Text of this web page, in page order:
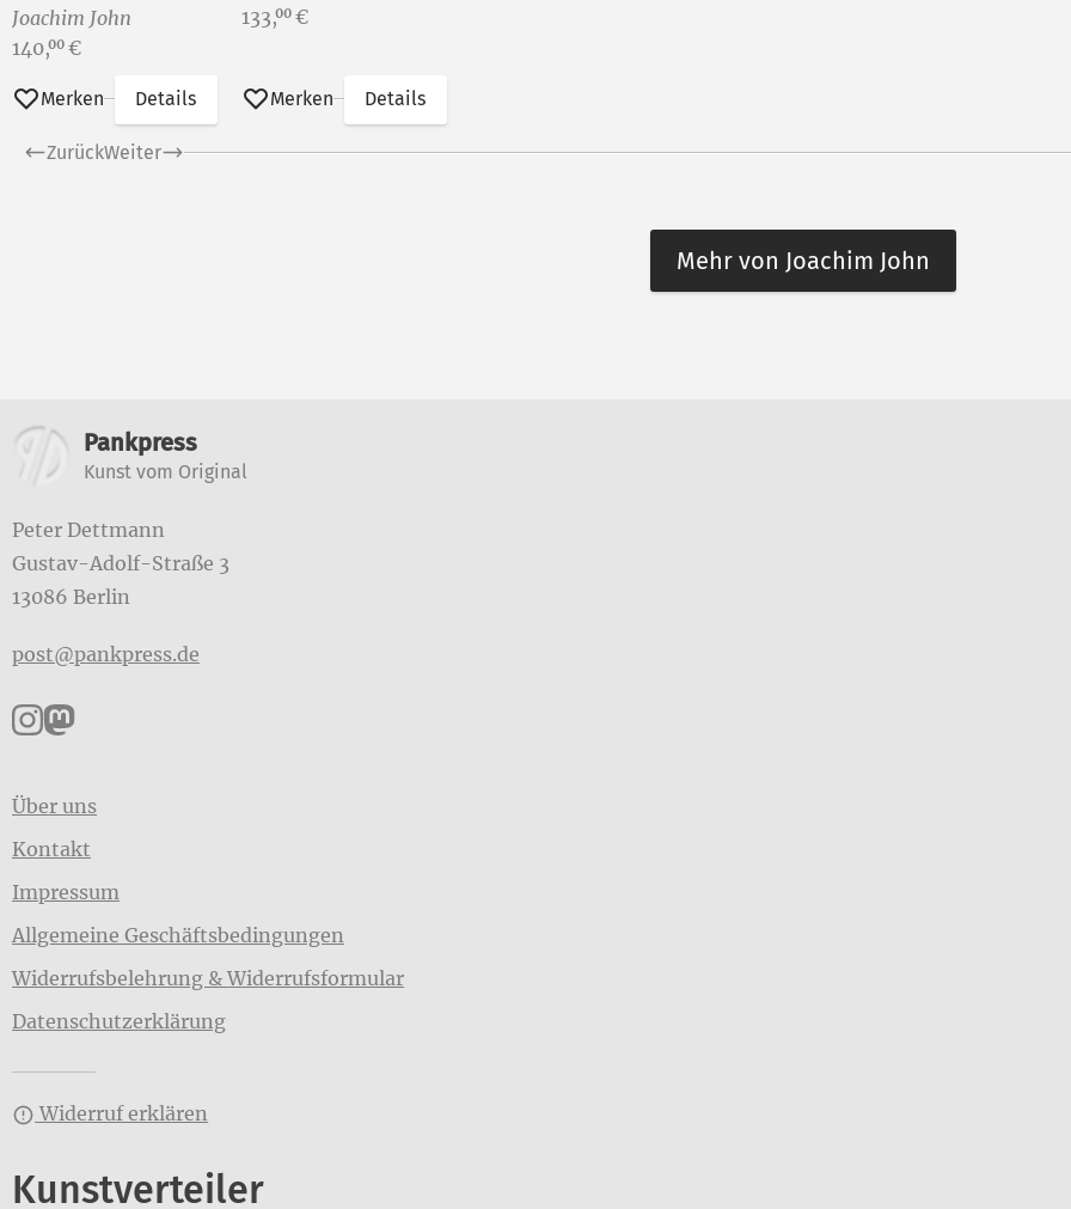
Joachim John
Preis:
140,00 €
Merken Details
Preis:
133,00 €
Merken Details
ZurückWeiter
Mehr von Joachim John
Weitere Informationen
Pankpress
Kunst vom Original
Peter Dettmann
Gustav-Adolf-Straße 3
13086 Berlin
post@pankpress.de
Pankpress auf Instagram
Pankpress auf Mastodon
Über uns
Kontakt
Impressum
Allgemeine Geschäftsbedingungen
Widerrufsbelehrung & Widerrufsformular
Datenschutzerklärung
Widerruf erklären
Kunstverteiler